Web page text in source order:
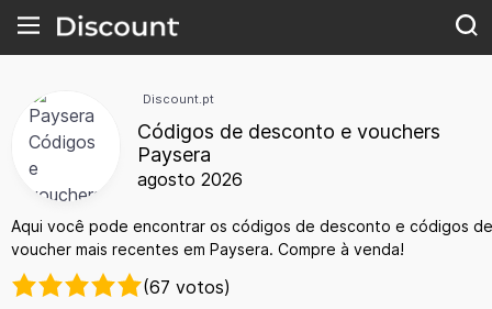
Discount.pt
Códigos de desconto e vouchers
Paysera
agosto 2026
Aqui você pode encontrar os códigos de desconto e códigos de
voucher mais recentes em Paysera. Compre à venda!
(67 votos)